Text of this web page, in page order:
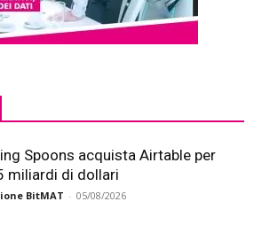
Spoons acquista Airtable per
miliardi di dollari
BitMAT - 05/08/2026